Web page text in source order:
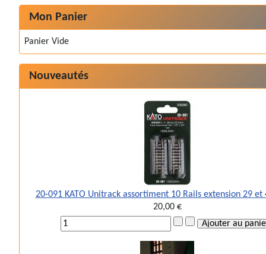
Mon Panier
Panier Vide
Nouveautés
20-091 KATO Unitrack assortiment 10 Rails extension 29 et
20,00 €